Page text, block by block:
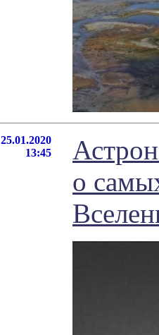
25.01.2020
13:45
о